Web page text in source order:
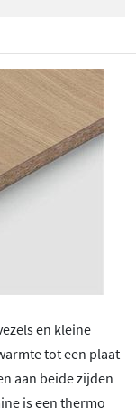
en kleine
tot een plaat
aan beide zijden
is een thermo